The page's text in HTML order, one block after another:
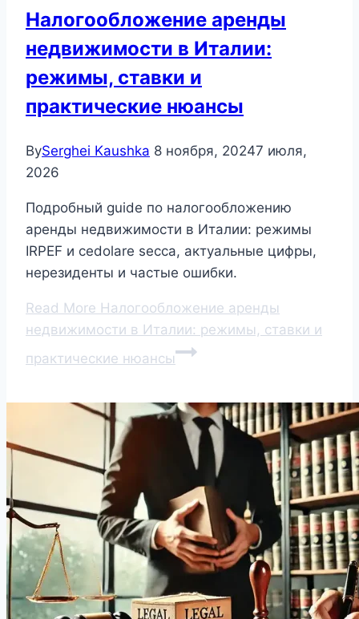
Налогообложение аренды
недвижимости в Италии:
режимы, ставки и
практические нюансы
BySerghei Kaushka 8 ноября, 20247 июля,
2026
Подробный guide по налогообложению
аренды недвижимости в Италии: режимы
IRPEF и cedolare secca, актуальные цифры,
нерезиденты и частые ошибки.
Read More Налогообложение аренды
недвижимости в Италии: режимы, ставки и
практические нюансы